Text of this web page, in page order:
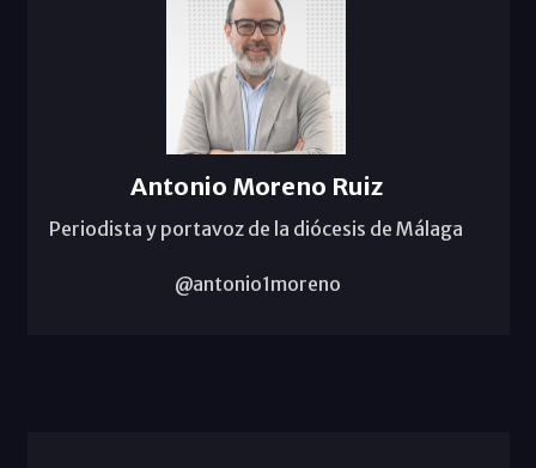
Antonio Moreno Ruiz
Periodista y portavoz de la diócesis de Málaga
@antonio1moreno